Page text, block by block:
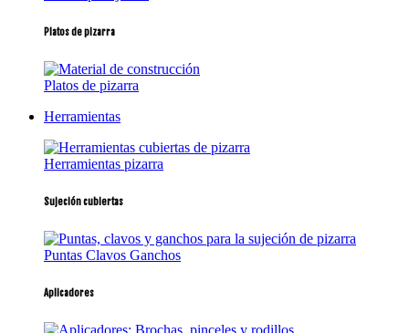
Platos de pizarra
Platos de pizarra
Herramientas
Herramientas pizarra
Sujeción cubiertas
Puntas Clavos Ganchos
Aplicadores